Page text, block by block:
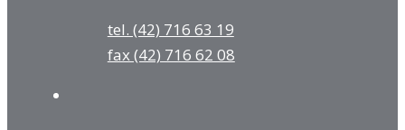
tel. (42) 716 63 19
fax (42) 716 62 08